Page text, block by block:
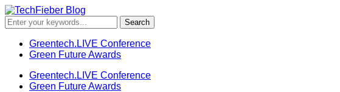
Greentech.LIVE Conference
Green Future Awards
Greentech.LIVE Conference
Green Future Awards